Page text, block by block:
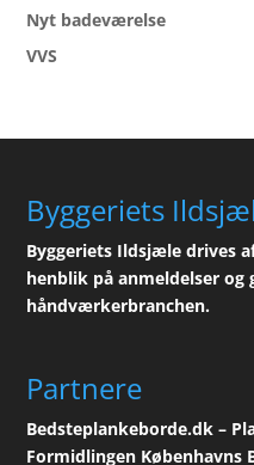
Nyt badeværelse
VVS
Byggeriets
Byggeriets Ildsjæle drives
henblik på anmeldelser og
håndværkerbranchen.
Partnere
Bedsteplankeborde.dk –
Formidlingen Københavns